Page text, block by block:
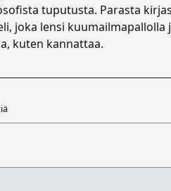
tuputusta. Parasta
joka lensi
kuten kannattaa.